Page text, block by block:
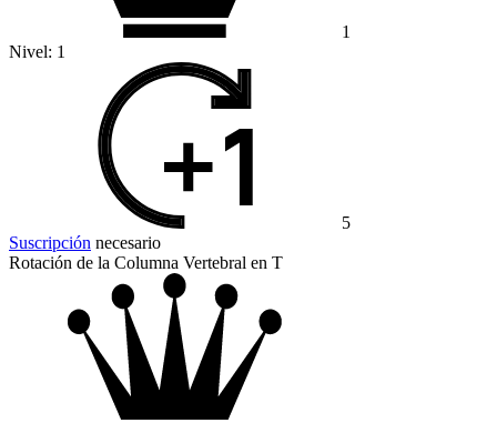
1
Nivel: 1
5
Suscripción necesario
Rotación de la Columna Vertebral en T